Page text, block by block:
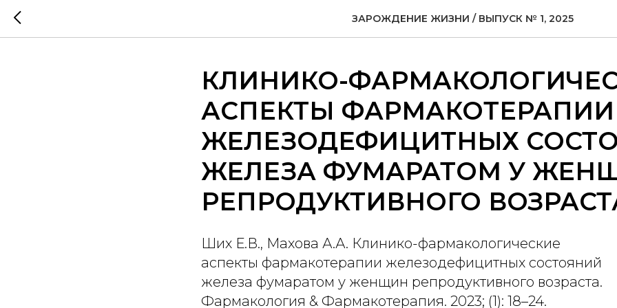
ЗАРОЖДЕНИЕ ЖИЗНИ / ВЫПУСК № 1, 2025
КЛИНИКО-
АСПЕКТЫ ФАРМАКОТЕРАПИИ
ЖЕЛЕЗОДЕФИЦИТНЫХ
ЖЕЛЕЗА ФУМАРАТОМ У
РЕПРОДУКТИВНОГО
Ших Е.В., Махова А.А. Клинико-фармакологические
аспекты фармакотерапии железодефицитных состояний
железа фумаратом у женщин репродуктивного возраста.
Фармакология & Фармакотерапия. 2023; (1): 18–24.